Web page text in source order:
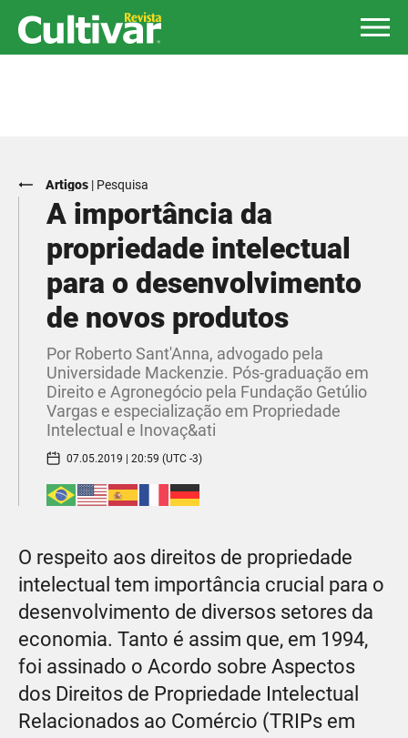
Artigos | Pesquisa
A importância da
propriedade intelectual
para o desenvolvimento
de novos produtos
Por Roberto Sant'Anna, advogado pela
Universidade Mackenzie. Pós-graduação em
Direito e Agronegócio pela Fundação Getúlio
Vargas e especialização em Propriedade
Intelectual e Inovaç&ati
07.05.2019 | 20:59 (UTC -3)
O respeito aos direitos de propriedade
intelectual tem importância crucial para o
desenvolvimento de diversos setores da
economia. Tanto é assim que, em 1994,
foi assinado o Acordo sobre Aspectos
dos Direitos de Propriedade Intelectual
Relacionados ao Comércio (TRIPs em